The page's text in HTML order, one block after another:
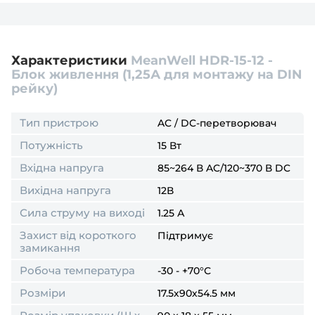
переконайтесь, що він відповідає потрібним для
Вашого пристрою параметрам.
Характеристики MeanWell HDR-15-12 -
Блок живлення (1,25А для монтажу на DIN
рейку)
Тип пристрою AC / DC-перетворювач
Потужність 15 Вт
Вхідна напруга 85~264 В AC/120~370 В DC
Вихідна напруга 12В
Сила струму на виході 1.25 А
Захист від короткого
замикання
Підтримує
Робоча температура -30 - +70°С
Розміри 17.5х90х54.5 мм